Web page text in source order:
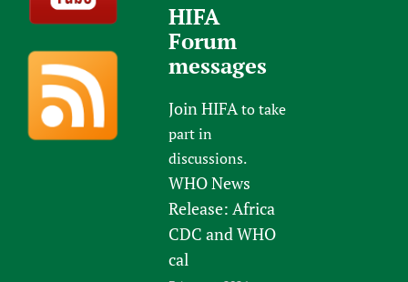
HIFA
Forum
messages
Join HIFAto take
part in
discussions.
WHO News
Release: Africa
CDC and WHO
cal